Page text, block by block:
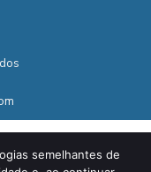
semelhantes de